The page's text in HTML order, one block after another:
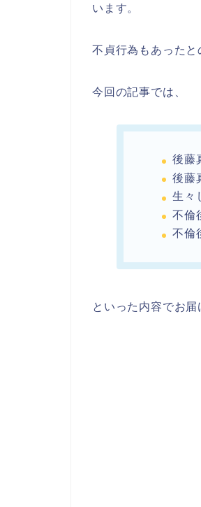
います。
不貞行為もあったと
今回の記事では、
後藤
後藤
生々
不倫
不倫
といった内容でお届